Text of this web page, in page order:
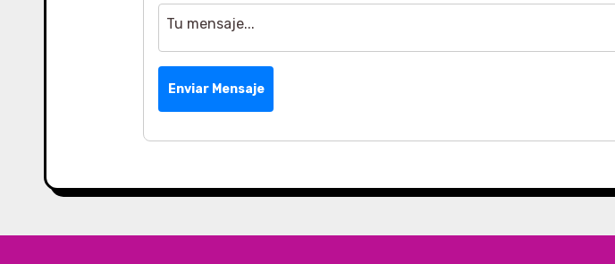
Enviar Mensaje